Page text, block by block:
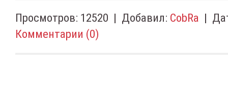
Просмотров: 12520 | Добавил: CobRa |
Комментарии (0)